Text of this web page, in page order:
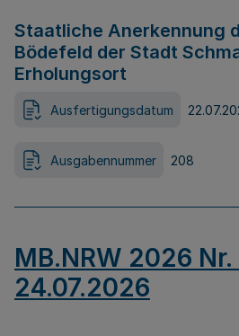
Staatliche Anerkennung
Bödefeld der Stadt
Erholungsort
Ausfertigungsdatum
Ausgabennummer 208
MB.NRW 2026
24.07.2026